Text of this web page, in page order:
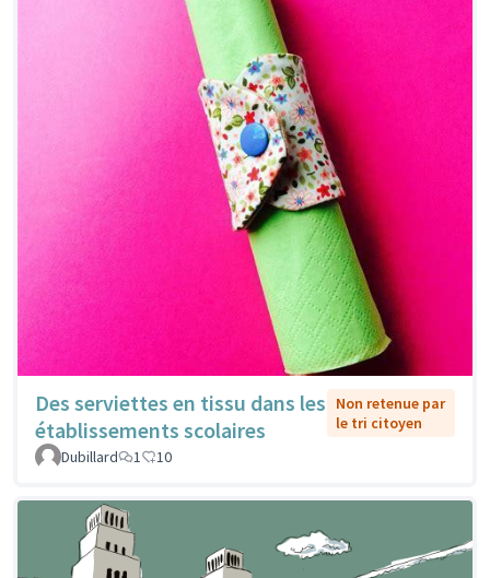
Des serviettes en tissu dans les
établissements scolaires
Non retenue par
le tri citoyen
Dubillard
1 10